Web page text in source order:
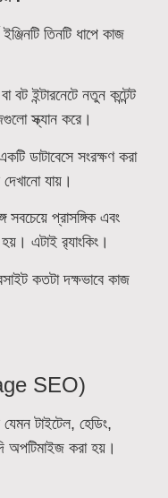
তিনটি ধাপে কাজ
বট ইন্টারনেটে নতুন কন্টেন্ট
স্ক্যান করে।
ডাটাবেসে সংরক্ষণ করা
যায়।
সবচেয়ে প্রাসঙ্গিক এবং
হয়। এটাই র‍্যাংকিং।
কতটা দক্ষভাবে কাজ
SEO)
টাইটেল, হেডিং,
অপটিমাইজ করা হয়।